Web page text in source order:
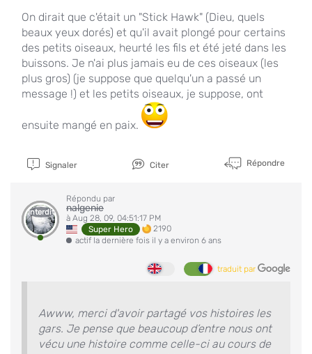
On dirait que c'était un "Stick Hawk" (Dieu, quels
beaux yeux dorés) et qu'il avait plongé pour certains
des petits oiseaux, heurté les fils et été jeté dans les
buissons. Je n'ai plus jamais eu de ces oiseaux (les
plus gros) (je suppose que quelqu'un a passé un
message !) et les petits oiseaux, je suppose, ont
ensuite mangé en paix.
Signaler Citer Répondre
Interdit
Répondu par
nalgenie
à Aug 28, 09, 04:51:17 PM
Super Hero
2190
actif la dernière fois il y a environ 6 ans
traduit par
Awww, merci d'avoir partagé vos histoires les
gars. Je pense que beaucoup d’entre nous ont
vécu une histoire comme celle-ci au cours de